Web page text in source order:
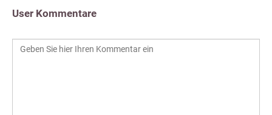
User Kommentare